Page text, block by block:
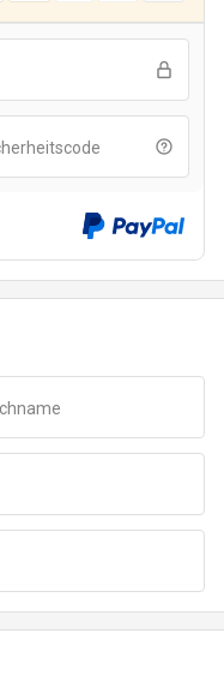
Ihre Transaktion